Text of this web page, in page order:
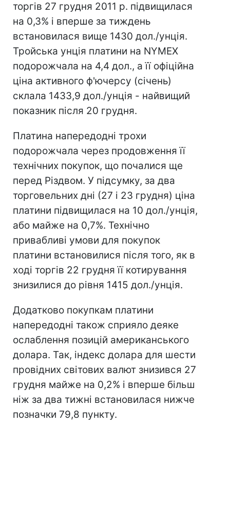
торгів 27 грудня 2011 р. підвищилася
на 0,3% і вперше за тиждень
встановилася вище 1430 дол./унція.
Тройська унція платини на NYMEX
подорожчала на 4,4 дол., а її офіційна
ціна активного ф'ючерсу (січень)
склала 1433,9 дол./унція - найвищий
показник після 20 грудня.
Платина напередодні трохи
подорожчала через продовження її
технічних покупок, що почалися ще
перед Різдвом. У підсумку, за два
торговельних дні (27 і 23 грудня) ціна
платини підвищилася на 10 дол./унція,
або майже на 0,7%. Технічно
привабливі умови для покупок
платини встановилися після того, як в
ході торгів 22 грудня її котирування
знизилися до рівня 1415 дол./унція.
Додатково покупкам платини
напередодні також сприяло деяке
ослаблення позицій американського
долара. Так, індекс долара для шести
провідних світових валют знизився 27
грудня майже на 0,2% і вперше більш
ніж за два тижні встановилася нижче
позначки 79,8 пункту.